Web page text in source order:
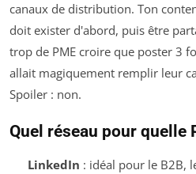
canaux de distribution. Ton
doit exister d'abord, puis être
trop de PME croire que poster 3
allait magiquement remplir leur
Spoiler : non.
Quel réseau pour quelle
LinkedIn : idéal pour le B2B,